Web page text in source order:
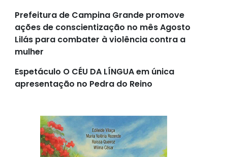
Prefeitura de Campina Grande promove
ações de conscientização no mês Agosto
Lilás para combater à violência contra a
mulher
Espetáculo O CÉU DA LÍNGUA em única
apresentação no Pedra do Reino